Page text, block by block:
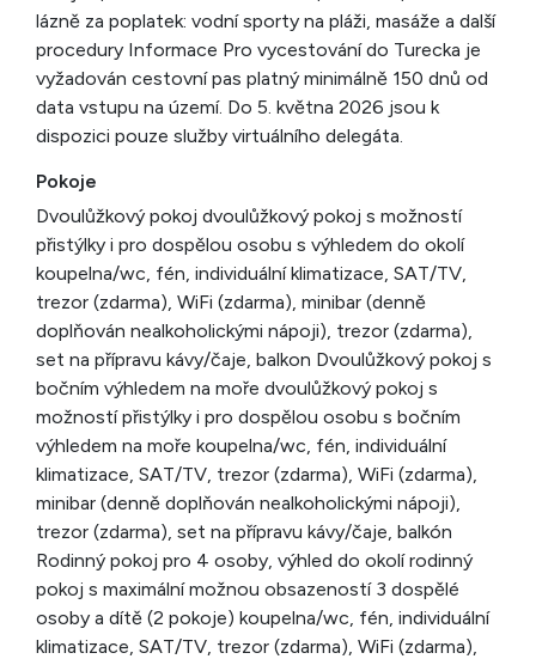
lázně za poplatek: vodní sporty na pláži, masáže a další
procedury Informace Pro vycestování do Turecka je
vyžadován cestovní pas platný minimálně 150 dnů od
data vstupu na území. Do 5. května 2026 jsou k
dispozici pouze služby virtuálního delegáta.
Pokoje
Dvoulůžkový pokoj dvoulůžkový pokoj s možností
přistýlky i pro dospělou osobu s výhledem do okolí
koupelna/wc, fén, individuální klimatizace, SAT/TV,
trezor (zdarma), WiFi (zdarma), minibar (denně
doplňován nealkoholickými nápoji), trezor (zdarma),
set na přípravu kávy/čaje, balkon Dvoulůžkový pokoj s
bočním výhledem na moře dvoulůžkový pokoj s
možností přistýlky i pro dospělou osobu s bočním
výhledem na moře koupelna/wc, fén, individuální
klimatizace, SAT/TV, trezor (zdarma), WiFi (zdarma),
minibar (denně doplňován nealkoholickými nápoji),
trezor (zdarma), set na přípravu kávy/čaje, balkón
Rodinný pokoj pro 4 osoby, výhled do okolí rodinný
pokoj s maximální možnou obsazeností 3 dospělé
osoby a dítě (2 pokoje) koupelna/wc, fén, individuální
klimatizace, SAT/TV, trezor (zdarma), WiFi (zdarma),